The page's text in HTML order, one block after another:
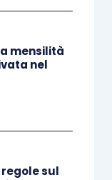
il
anni e di
documento
siano
specifici
mensilità
nel
sul